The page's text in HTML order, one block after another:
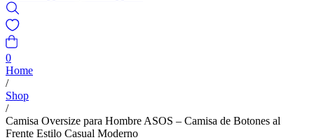
0
Home
/
Shop
/
Camisa Oversize para Hombre ASOS – Camisa de Botones al
Frente Estilo Casual Moderno